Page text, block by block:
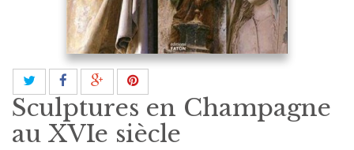
Sculptures en Champagne
au XVIe siècle